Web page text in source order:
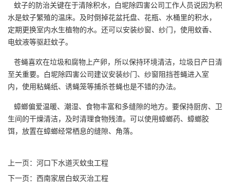
蚊子的防治关键在于清除积水，白坭除四害公司工作人员说因为积
水是蚊子繁殖的温床。及时倒掉花盆托盘、花瓶、水桶里的积水，
定期更换室内水生植物的水。还可以安装纱窗、纱门，使用蚊香、
电蚊液等驱赶蚊子。
苍蝇喜欢在垃圾和腐物上产卵，所以保持环境清洁，垃圾日产日清
至关重要。白坭除四害公司建议安装纱门、纱窗阻挡苍蝇进入室
内，使用粘蝇纸、诱蝇笼等捕杀苍蝇也是不错的办法。
蟑螂偏爱温暖、潮湿、食物丰富和多缝隙的地方。要保持厨房、卫
生间的干燥清洁， 及时清理食物残渣。可以使用蟑螂药、蟑螂胶
饵，放置在蟑螂经常栖息的缝隙、角落。
上一页： 河口下水道灭蚊虫工程
下一页： 西南家居白蚁灭治工程